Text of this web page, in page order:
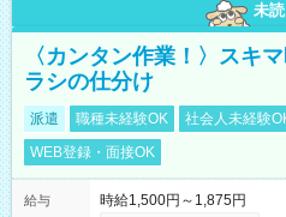
未読
〈カンタン作業！〉スキ
ラシの仕分け
派遣 職種未経験OK 社会人未経験
WEB登録・面接OK
給与
時給1,500円～1,875円